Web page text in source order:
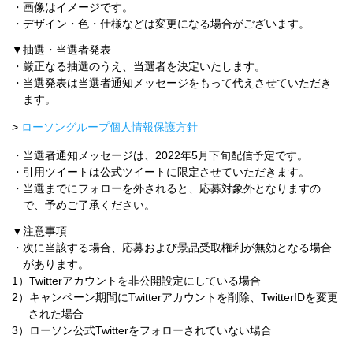
・画像はイメージです。
・デザイン・色・仕様などは変更になる場合がございます。
▼抽選・当選者発表
・厳正なる抽選のうえ、当選者を決定いたします。
・当選発表は当選者通知メッセージをもって代えさせていただき
ます。
> ローソングループ個人情報保護方針
・当選者通知メッセージは、2022年5月下旬配信予定です。
・引用ツイートは公式ツイートに限定させていただきます。
・当選までにフォローを外されると、応募対象外となりますの
で、予めご了承ください。
▼注意事項
・次に当該する場合、応募および景品受取権利が無効となる場合
があります。
1）Twitterアカウントを非公開設定にしている場合
2）キャンペーン期間にTwitterアカウントを削除、TwitterIDを変更
された場合
3）ローソン公式Twitterをフォローされていない場合